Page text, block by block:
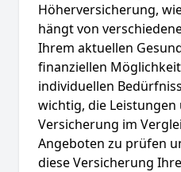
Höherversicherung,
hängt von
Ihrem aktuellen
finanziellen
individuellen
wichtig, die
Versicherung im
Angeboten zu prüfen
diese Versicherung